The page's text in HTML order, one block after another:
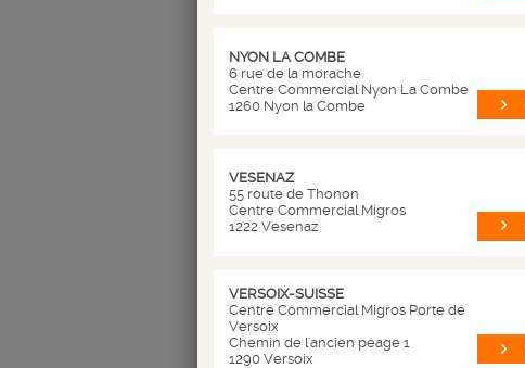
NYON LA COMBE
6 rue de la morache
Centre Commercial Nyon La Combe
1260 Nyon la Combe
VESENAZ
55 route de Thonon
Centre Commercial Migros
1222 Vesenaz
VERSOIX-SUISSE
Centre Commercial Migros Porte de
Versoix
Chemin de l'ancien péage 1
1290 Versoix